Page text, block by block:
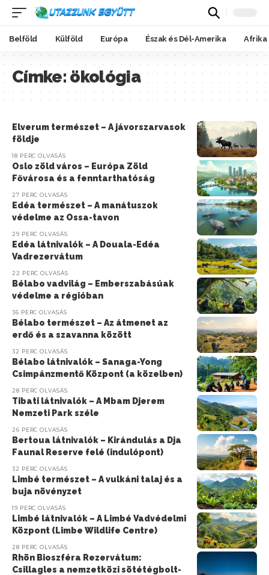
Belföld Külföld Európa Észak és Dél-Amerika Afrika
Címke:ökológia
Elverum természet – A jávorszarvasok
földje
18 PERC OLVASÁS
Oslo zöld város – Európa Zöld
Fővárosa és a fenntarthatóság
27 PERC OLVASÁS
Edéa természet – A manátuszok
védelme az Ossa-tavon
29 PERC OLVASÁS
Edéa látnivalók – A Douala-Edéa
Vadrezervátum
22 PERC OLVASÁS
Bélabo vadvilág – Emberszabásúak
védelme a régióban
36 PERC OLVASÁS
Bélabo természet – Az átmenet az
erdő és a szavanna között
32 PERC OLVASÁS
Bélabo látnivalók – Sanaga-Yong
Csimpánzmentő Központ (a közelben)
28 PERC OLVASÁS
Tibati látnivalók – A Mbam Djerem
Nemzeti Park széle
26 PERC OLVASÁS
Bertoua látnivalók – Kirándulás a Dja
Faunal Reserve felé (indulópont)
32 PERC OLVASÁS
Limbé természet – A vulkáni talaj és a
buja növényzet
19 PERC OLVASÁS
Limbé látnivalók – A Limbé Vadvédelmi
Központ (Limbe Wildlife Centre)
28 PERC OLVASÁS
Rhön Bioszféra Rezervátum:
Csillagles a nemzetközi sötétégbolt-